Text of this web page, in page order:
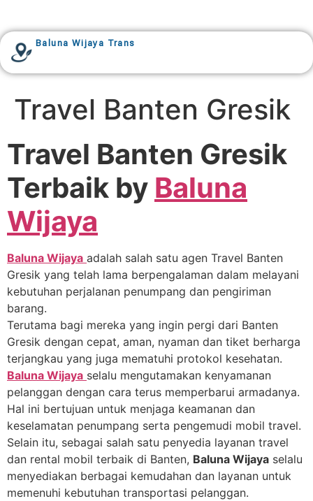
Baluna Wijaya Trans
Travel Banten Gresik
Travel Banten Gresik
Terbaik by Baluna
Wijaya
Baluna Wijaya adalah salah satu agen Travel Banten
Gresik yang telah lama berpengalaman dalam melayani
kebutuhan perjalanan penumpang dan pengiriman
barang.
Terutama bagi mereka yang ingin pergi dari Banten
Gresik dengan cepat, aman, nyaman dan tiket berharga
terjangkau yang juga mematuhi protokol kesehatan.
Baluna Wijaya selalu mengutamakan kenyamanan
pelanggan dengan cara terus memperbarui armadanya.
Hal ini bertujuan untuk menjaga keamanan dan
keselamatan penumpang serta pengemudi mobil travel.
Selain itu, sebagai salah satu penyedia layanan travel
dan rental mobil terbaik di Banten, Baluna Wijaya selalu
menyediakan berbagai kemudahan dan layanan untuk
memenuhi kebutuhan transportasi pelanggan.